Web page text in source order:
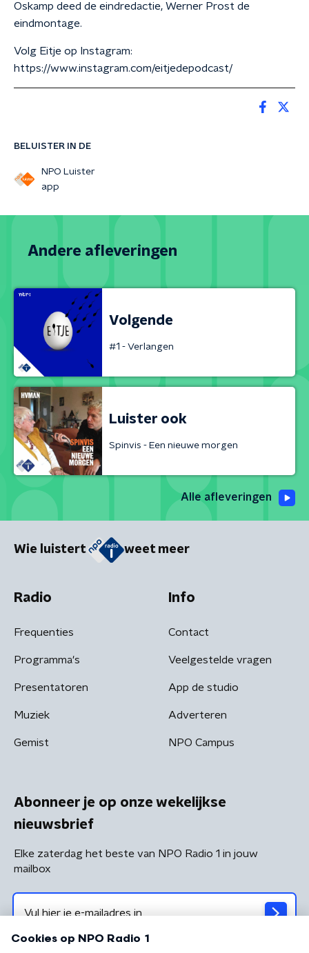
BELUISTER IN DE
NPO Luister
app
Oskamp deed de eindredactie, Werner Prost de
eindmontage.
Volg Eitje op Instagram:
https://www.instagram.com/eitjedepodcast/
Andere afleveringen
Volgende
#1 - Verlangen
Luister ook
Spinvis - Een nieuwe morgen
Alle afleveringen
Wie luistert weet meer
Radio
Frequenties
Programma's
Presentatoren
Muziek
Gemist
Info
Contact
Veelgestelde vragen
App de studio
Adverteren
NPO Campus
Abonneer je op onze wekelijkse
nieuwsbrief
Elke zaterdag het beste van NPO Radio 1 in jouw
mailbox